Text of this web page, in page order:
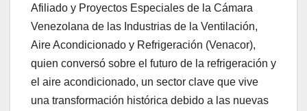
Afiliado y Proyectos Especiales de la Cámara
Venezolana de las Industrias de la Ventilación,
Aire Acondicionado y Refrigeración (Venacor),
quien conversó sobre el futuro de la refrigeración y
el aire acondicionado, un sector clave que vive
una transformación histórica debido a las nuevas